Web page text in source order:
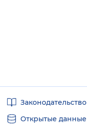
ссылкиЗаконодательство
Открытые данные